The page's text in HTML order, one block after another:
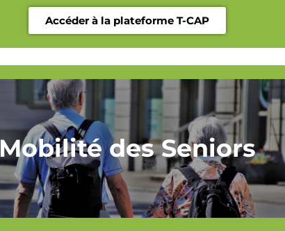
Accéder à la plateforme T-CAP
Mobilité des Seniors